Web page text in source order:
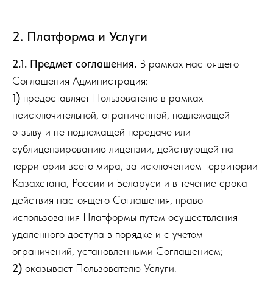
2. Платформа и Услуги
2.1. Предмет соглашения. В рамках настоящего
Соглашения Администрация:
1) предоставляет Пользователю в рамках
неисключительной, ограниченной, подлежащей
отзыву и не подлежащей передаче или
сублицензированию лицензии, действующей на
территории всего мира, за исключением территории
Казахстана, России и Беларуси и в течение срока
действия настоящего Соглашения, право
использования Платформы путем осуществления
удаленного доступа в порядке и с учетом
ограничений, установленными Соглашением;
2) оказывает Пользователю Услуги.